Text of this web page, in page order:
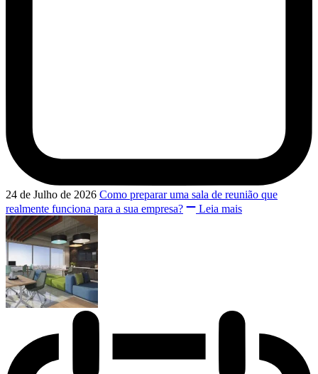
24 de Julho de 2026 Como preparar uma sala de reunião que
realmente funciona para a sua empresa?
Leia mais